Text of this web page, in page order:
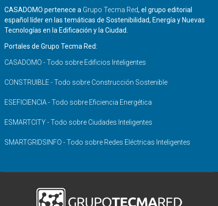
CASADOMO pertenece a Grupo Tecma Red, el grupo editorial
español líder en las temáticas de Sostenibilidad, Energía y Nuevas
Tecnologías en la Edificación y la Ciudad.
Portales de Grupo Tecma Red:
CASADOMO - Todo sobre Edificios Inteligentes
CONSTRUIBLE - Todo sobre Construcción Sostenible
ESEFICIENCIA - Todo sobre Eficiencia Energética
ESMARTCITY - Todo sobre Ciudades Inteligentes
SMARTGRIDSINFO - Todo sobre Redes Eléctricas Inteligentes